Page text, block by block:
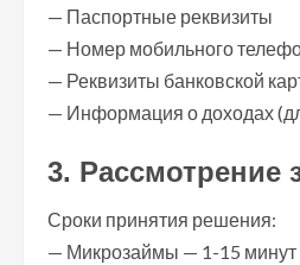
— Паспортные реквизиты
— Номер мобильного
— Реквизиты банковской
— Информация о доходах
3. Рассмотрение
Сроки принятия решения:
— Микрозаймы — 1-15 минут